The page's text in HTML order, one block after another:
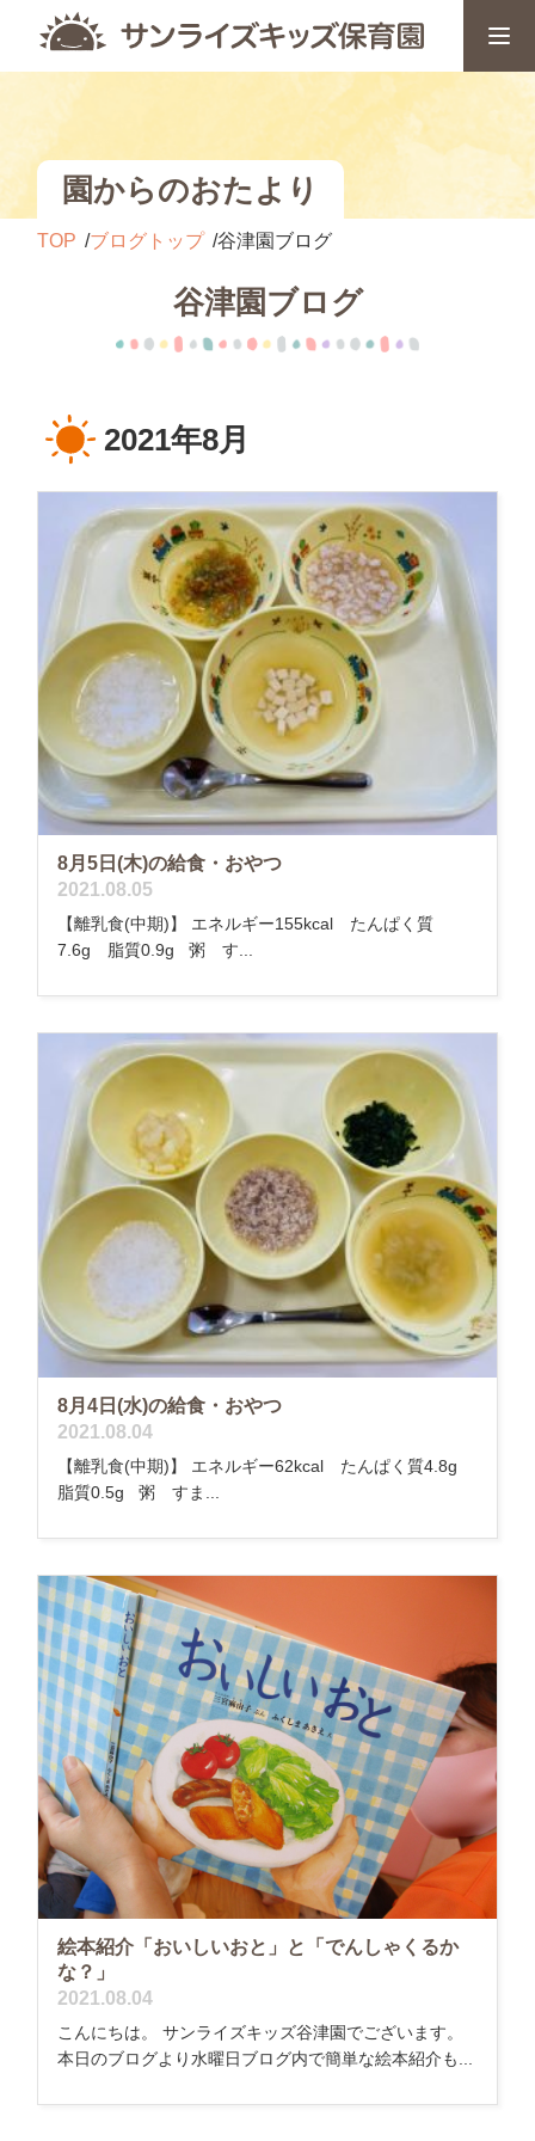
園からのおたより
TOP ブログトップ 谷津園ブログ
谷津園ブログ
2021年8月
8月5日(木)の給食・おやつ
2021.08.05
【離乳食(中期)】 エネルギー155kcal たんぱく質
7.6g 脂質0.9g 粥 す...
8月4日(水)の給食・おやつ
2021.08.04
【離乳食(中期)】 エネルギー62kcal たんぱく質4.8g
脂質0.5g 粥 すま...
絵本紹介「おいしいおと」と「でんしゃくるか
な？」
2021.08.04
こんにちは。 サンライズキッズ谷津園でございます。
本日のブログより水曜日ブログ内で簡単な絵本紹介も...